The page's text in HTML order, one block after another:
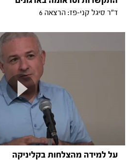
ד"ר סיגל קני-פז: הרצאה 6
על למידה מהצלחות בקליניקה